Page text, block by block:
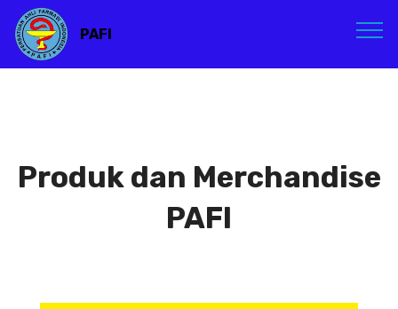
PAFI
Produk dan Merchandise
PAFI